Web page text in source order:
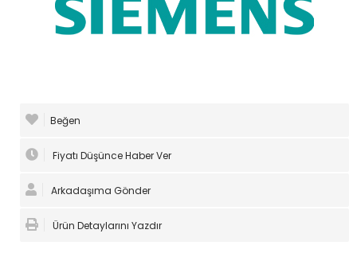
Beğen
Fiyatı Düşünce Haber Ver
Arkadaşıma Gönder
Ürün Detaylarını Yazdır